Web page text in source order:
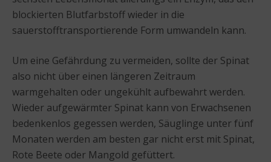
blockierten Blutfarbstoff wieder in die
sauerstofftransportierende Form umwandeln kann.
Um eine Gefährdung zu vermeiden, sollte der Spinat
also nicht über einen längeren Zeitraum
warmgehalten oder ungekühlt aufbewahrt werden.
Wieder aufgewärmter Spinat kann von Erwachsenen
bedenkenlos gegessen werden, Säuglinge unter fünf
Monaten werden am besten gar nicht erst mit Spinat,
Rote Beete oder Mangold gefüttert.